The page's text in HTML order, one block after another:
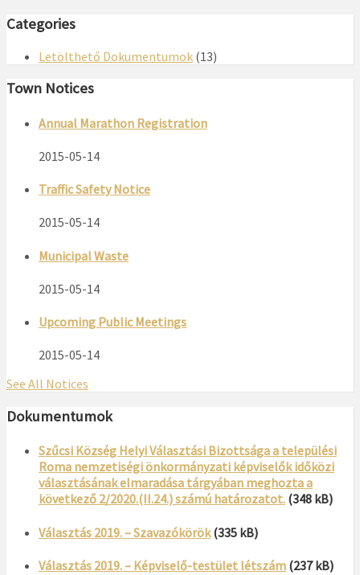
Categories
Letölthető Dokumentumok (13)
Town Notices
Annual Marathon Registration
2015-05-14
Traffic Safety Notice
2015-05-14
Municipal Waste
2015-05-14
Upcoming Public Meetings
2015-05-14
See All Notices
Dokumentumok
Szűcsi Község Helyi Választási Bizottsága a települési
Roma nemzetiségi önkormányzati képviselők időközi
választásának elmaradása tárgyában meghozta a
következő 2/2020.(II.24.) számú határozatot. (348 kB)
Választás 2019. – Szavazókörök (335 kB)
Választás 2019. – Képviselő-testület létszám (237 kB)